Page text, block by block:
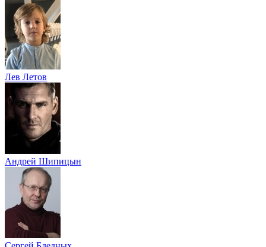
Лев Летов
Андрей Шипицын